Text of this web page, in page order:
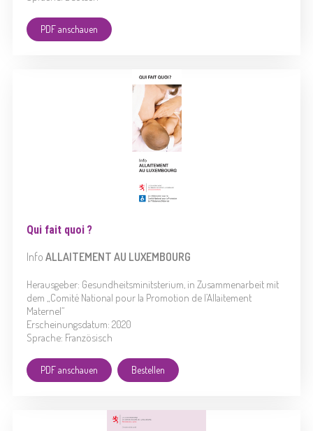
PDF anschauen
Qui fait quoi ?
Info ALLAITEMENT AU LUXEMBOURG
Herausgeber: Gesundheitsminitsterium, in Zusammenarbeit mit
dem „Comité National pour la Promotion de l’Allaitement
Maternel“
Erscheinungsdatum: 2020
Sprache: Französisch
PDF anschauen Bestellen